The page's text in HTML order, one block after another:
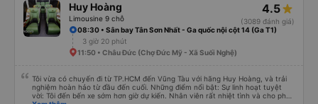
Huy Hoàng
Limousine 9 chỗ
4.5
(3089 đánh giá)
08:30 • Sân bay Tân Sơn Nhất - Ga quốc nội cột 14 (Ga T1)
3 giờ 20 phút
11:50 • Châu Đức (Chợ Đức Mỹ - Xã Suối Nghệ)
Tôi vừa có chuyến đi từ TP.HCM đến Vũng Tàu với hãng Huy Hoàng, và trải
nghiệm hoàn hảo từ đầu đến cuối. Những điểm nổi bật: Sự linh hoạt tuyệt
vời: Tôi đến bến xe sớm hơn giờ dự kiến. Nhân viên rất nhiệt tình và cho phép